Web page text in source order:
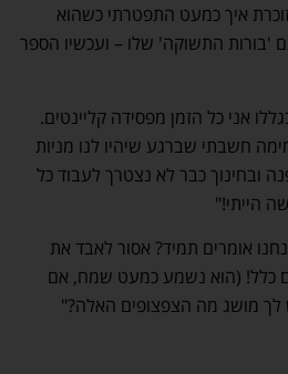
איך כמעט התפטרתי כשהוא
'בורות התשוקה' שלו – ועכשיו הספר
אני כל הזמן מפסידה קליינטים.
חשבתי שברגע שיהיו לנו מניות
ובחינוך כבר לא נצטרך לעבוד כל
הייתי!"
אומרים תמיד? אסור לאבד את
כלל! (הוא נשמע כמעט שמח, אם
מושג מה הצפצופים האלה?"